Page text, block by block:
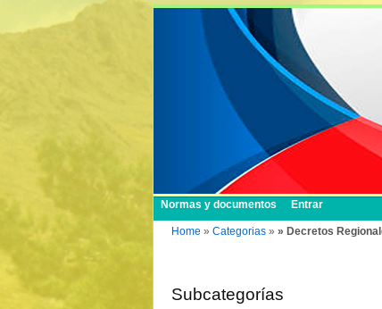
Normas y documentos Entrar
Home » Categorias » » Decretos
Subcategorías